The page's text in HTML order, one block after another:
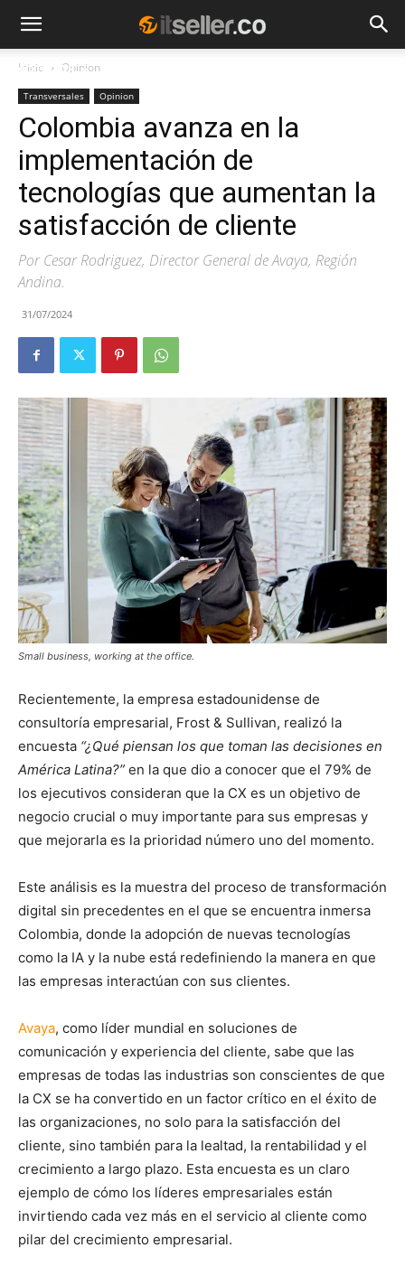
NOTICIAS
Inicio Opinion
Transversales Opinion
Colombia avanza en la
implementación de
tecnologías que aumentan la
satisfacción de cliente
Por Cesar Rodriguez, Director General de Avaya, Región
Andina.
31/07/2024
Small business, working at the office.
Recientemente, la empresa estadounidense de
consultoría empresarial, Frost & Sullivan, realizó la
encuesta “¿Qué piensan los que toman las decisiones en
América Latina?” en la que dio a conocer que el 79% de
los ejecutivos consideran que la CX es un objetivo de
negocio crucial o muy importante para sus empresas y
que mejorarla es la prioridad número uno del momento.
Este análisis es la muestra del proceso de transformación
digital sin precedentes en el que se encuentra inmersa
Colombia, donde la adopción de nuevas tecnologías
como la IA y la nube está redefiniendo la manera en que
las empresas interactúan con sus clientes.
Avaya, como líder mundial en soluciones de
comunicación y experiencia del cliente, sabe que las
empresas de todas las industrias son conscientes de que
la CX se ha convertido en un factor crítico en el éxito de
las organizaciones, no solo para la satisfacción del
cliente, sino también para la lealtad, la rentabilidad y el
crecimiento a largo plazo. Esta encuesta es un claro
ejemplo de cómo los líderes empresariales están
invirtiendo cada vez más en el servicio al cliente como
pilar del crecimiento empresarial.